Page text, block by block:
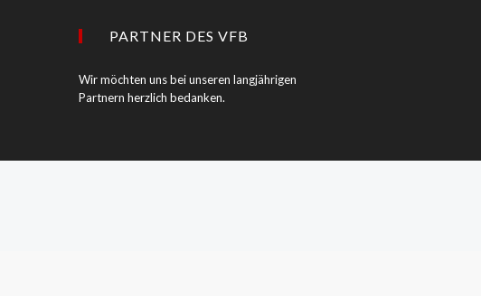
PARTNER DES VFB
Wir möchten uns bei unseren langjährigen
Partnern herzlich bedanken.